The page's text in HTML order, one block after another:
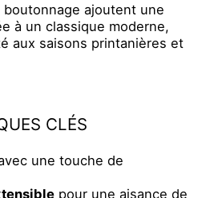
ajoutent une
à un classique moderne,
aux saisons printanières et
CLÉS
une touche de
pour une aisance de